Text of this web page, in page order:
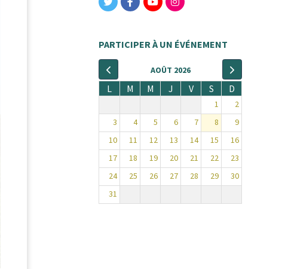
PARTICIPER À UN ÉVÉNEMENT
AOÛT 2026
L M M J V S D
1
2
3
4 5 6 7 8
9
10
11 12 13 14 15
16
17
18 19 20 21 22
23
24
25 26 27 28 29
30
31